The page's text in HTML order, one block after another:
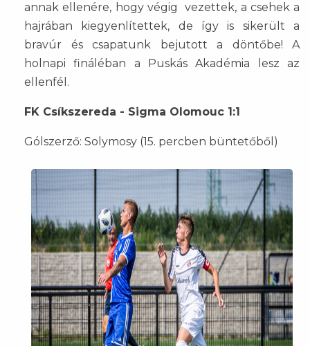
annak ellenére, hogy végig vezettek, a csehek a
hajrában kiegyenlítettek, de így is sikerült a
bravúr és csapatunk bejutott a döntőbe! A
holnapi fináléban a Puskás Akadémia lesz az
ellenfél.
FK Csíkszereda - Sigma Olomouc 1:1
Gólszerző: Solymosy (15. percben büntetőből)